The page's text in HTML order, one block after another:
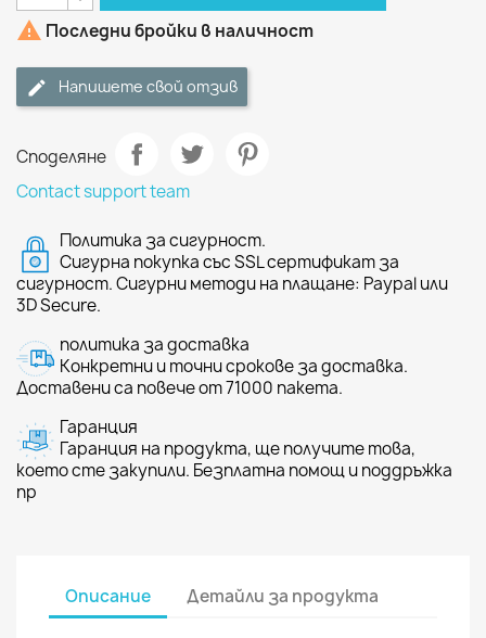
 Последни бройки в наличност
Напишете свой отзив
Споделяне
Contact support team
Политика за сигурност.
Сигурна покупка със SSL сертификат за
сигурност. Сигурни методи на плащане: Paypal или
3D Secure.
политика за доставка
Конкретни и точни срокове за доставка.
Доставени са повече от 71000 пакета.
Гаранция
Гаранция на продукта, ще получите това,
което сте закупили. Безплатна помощ и поддръжка
пр
Описание Детайли за продукта